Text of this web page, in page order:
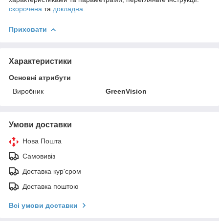
скорочена та докладна
Приховати
Характеристики
Основні атрибути
Виробник
GreenVision
Умови доставки
Нова Пошта
Самовивіз
Доставка кур'єром
Доставка поштою
Всі умови доставки